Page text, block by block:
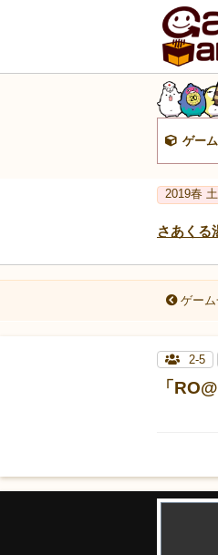
ゲー
2019春
さあくる
ゲー
2-5
「